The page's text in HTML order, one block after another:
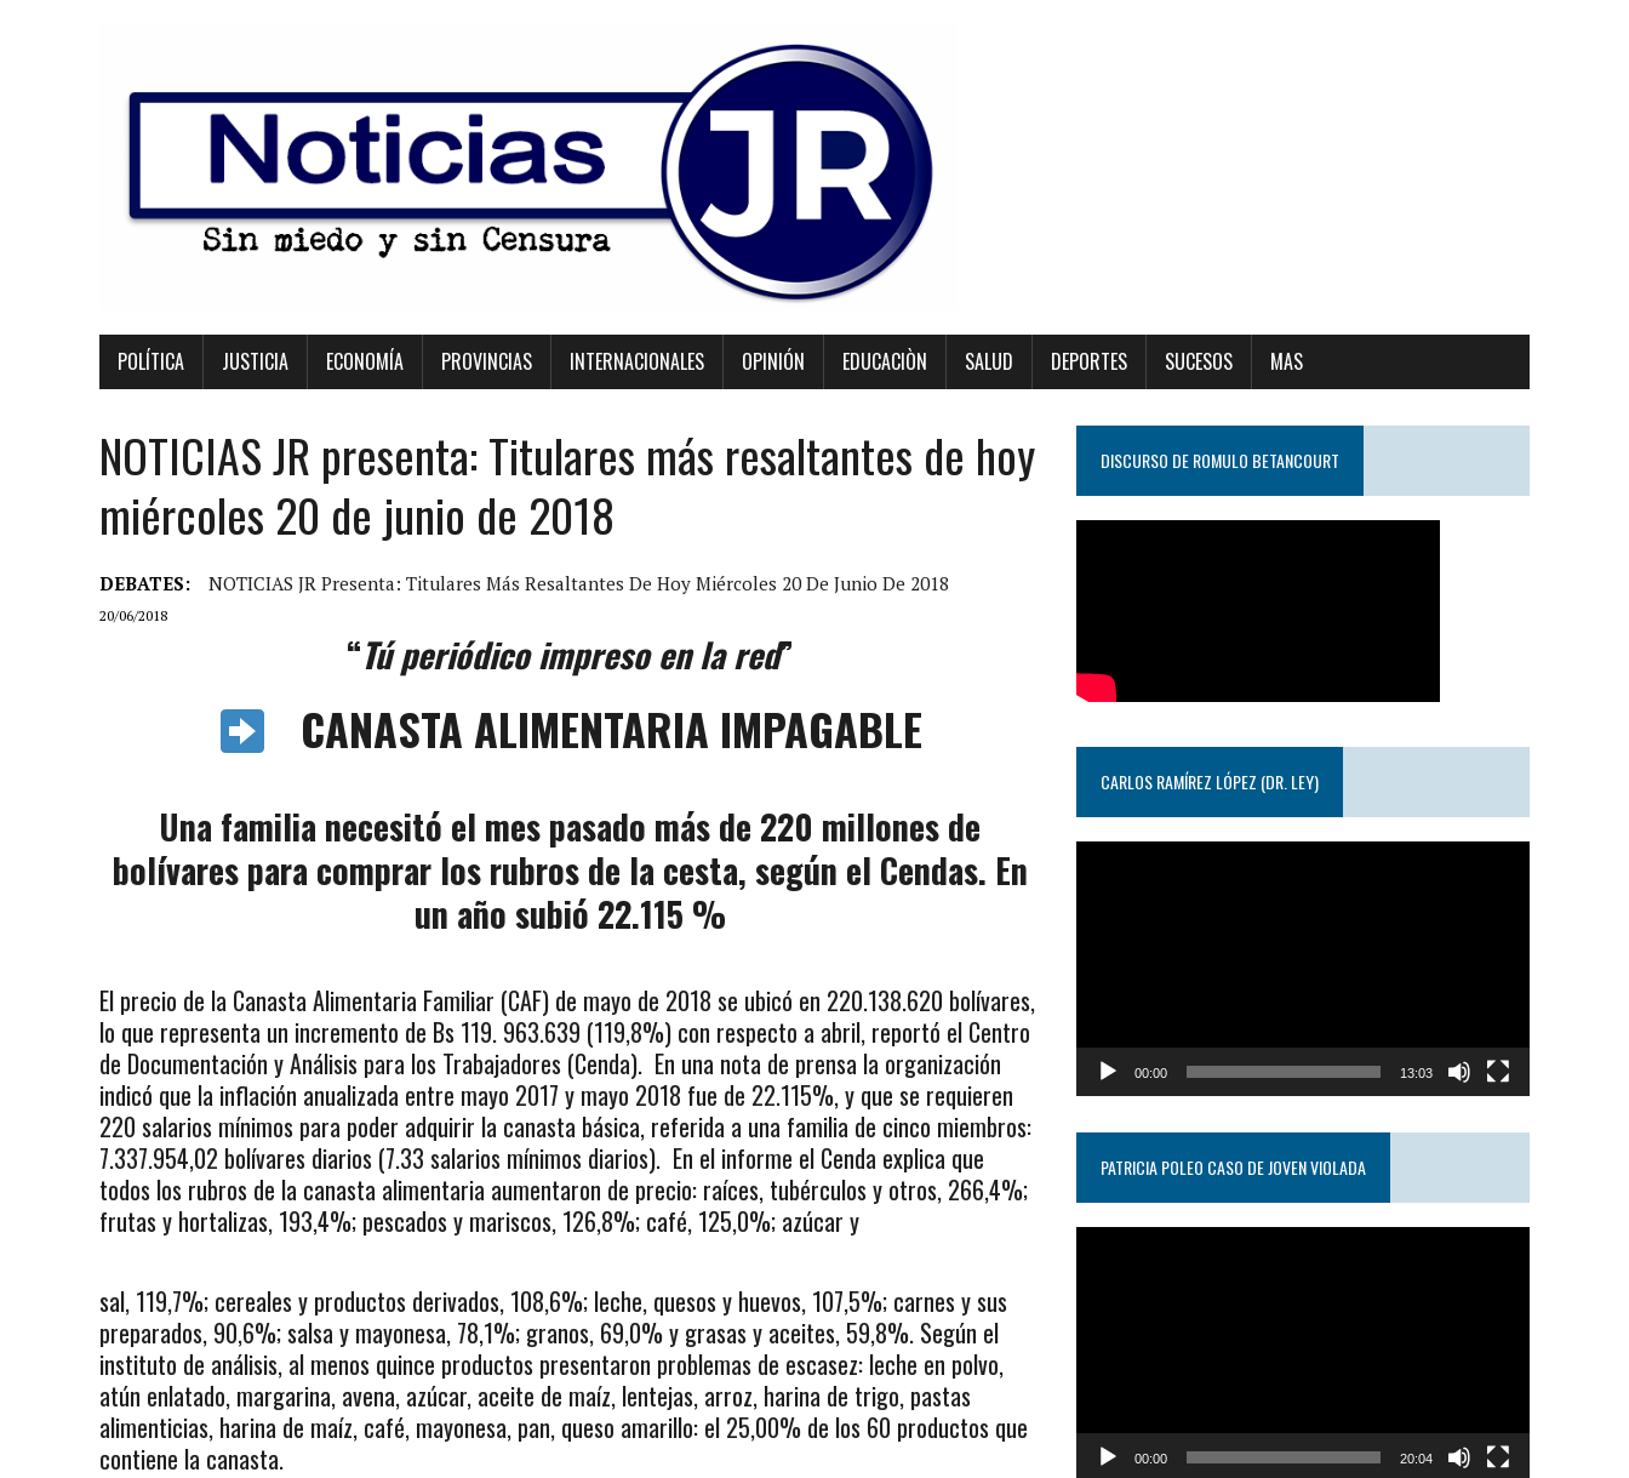
POLÍTICA JUSTICIA ECONOMÍA PROVINCIAS INTERNACIONALES OPINIÓN EDUCACIÒN SALUD DEPORTES SUCESOS MAS
NOTICIAS JR presenta: Titulares más resaltantes de hoy
miércoles 20 de junio de 2018
DEBATES: NOTICIAS JR Presenta: Titulares Más Resaltantes De Hoy Miércoles 20 De Junio De 2018
20/06/2018
“Tú periódico impreso en la red”
CANASTA ALIMENTARIA IMPAGABLE
Una familia necesitó el mes pasado más de 220 millones de
bolívares para comprar los rubros de la cesta, según el Cendas. En
un año subió 22.115 %
El precio de la Canasta Alimentaria Familiar (CAF) de mayo de 2018 se ubicó en 220.138.620 bolívares,
lo que representa un incremento de Bs 119. 963.639 (119,8%) con respecto a abril, reportó el Centro
de Documentación y Análisis para los Trabajadores (Cenda). En una nota de prensa la organización
indicó que la inflación anualizada entre mayo 2017 y mayo 2018 fue de 22.115%, y que se requieren
220 salarios mínimos para poder adquirir la canasta básica, referida a una familia de cinco miembros:
7.337.954,02 bolívares diarios (7.33 salarios mínimos diarios). En el informe el Cenda explica que
todos los rubros de la canasta alimentaria aumentaron de precio: raíces, tubérculos y otros, 266,4%;
frutas y hortalizas, 193,4%; pescados y mariscos, 126,8%; café, 125,0%; azúcar y
sal, 119,7%; cereales y productos derivados, 108,6%; leche, quesos y huevos, 107,5%; carnes y sus
preparados, 90,6%; salsa y mayonesa, 78,1%; granos, 69,0% y grasas y aceites, 59,8%. Según el
instituto de análisis, al menos quince productos presentaron problemas de escasez: leche en polvo,
atún enlatado, margarina, avena, azúcar, aceite de maíz, lentejas, arroz, harina de trigo, pastas
alimenticias, harina de maíz, café, mayonesa, pan, queso amarillo: el 25,00% de los 60 productos que
contiene la canasta.
DISCURSO DE ROMULO BETANCOURT
CARLOS RAMÍREZ LÓPEZ (DR. LEY)
00:00 13:03
PATRICIA POLEO CASO DE JOVEN VIOLADA
00:00 20:04